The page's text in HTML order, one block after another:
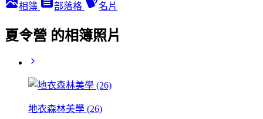
相簿 部落格 名片
夏令營 的相簿照片
地衣森林美學 (26)